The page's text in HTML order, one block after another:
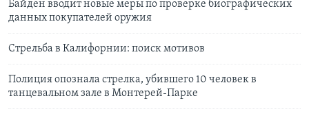
Байден вводит новые меры по проверке биографических
данных покупателей оружия
Стрельба в Калифорнии: поиск мотивов
Полиция опознала стрелка, убившего 10 человек в
танцевальном зале в Монтерей-Парке